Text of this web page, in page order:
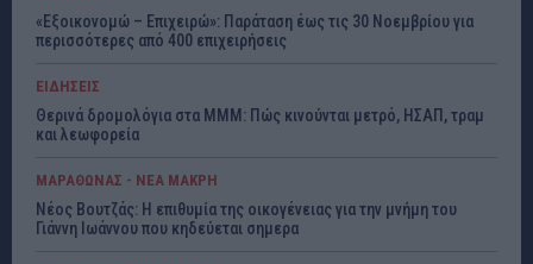
«Εξοικονομώ – Επιχειρώ»: Παράταση έως τις 30 Νοεμβρίου για
περισσότερες από 400 επιχειρήσεις
ΕΙΔΗΣΕΙΣ
Θερινά δρομολόγια στα ΜΜΜ: Πώς κινούνται μετρό, ΗΣΑΠ, τραμ
και λεωφορεία
ΜΑΡΑΘΩΝΑΣ - ΝΕΑ ΜΑΚΡΗ
Νέος Βουτζάς: Η επιθυμία της οικογένειας για την μνήμη του
Γιάννη Ιωάννου που κηδεύεται σημερα